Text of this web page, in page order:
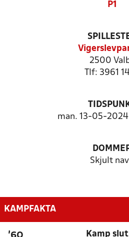
P1
2500
Tlf: 3961
man. 13-05-
Skjult
KAMPFAKTA
Kamp slut